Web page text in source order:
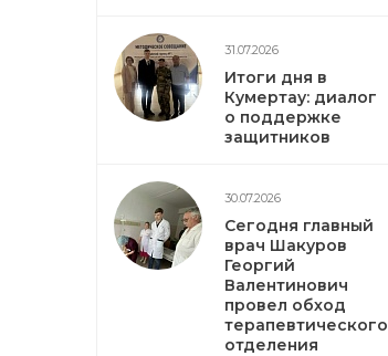
31.07.2026
Итоги дня в
Кумертау: диалог
о поддержке
защитников
30.07.2026
Сегодня главный
врач Шакуров
Георгий
Валентинович
провел обход
терапевтического
отделения